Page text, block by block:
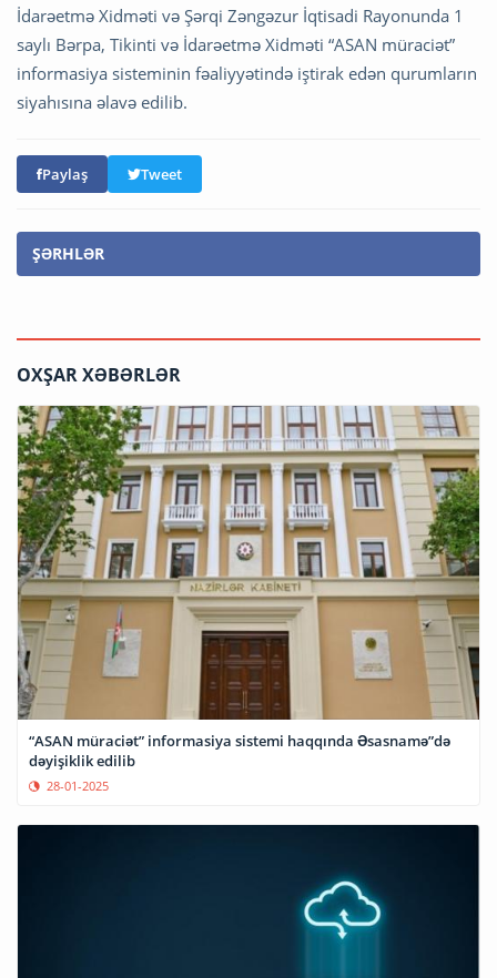
İdarəetmə Xidməti və Şərqi Zəngəzur İqtisadi Rayonunda 1
saylı Bərpa, Tikinti və İdarəetmə Xidməti “ASAN müraciət”
informasiya sisteminin fəaliyyətində iştirak edən qurumların
siyahısına əlavə edilib.
Paylaş Tweet
ŞƏRHLƏR
OXŞAR XƏBƏRLƏR
“ASAN müraciət” informasiya sistemi haqqında Əsasnamə”də
dəyişiklik edilib
28-01-2025